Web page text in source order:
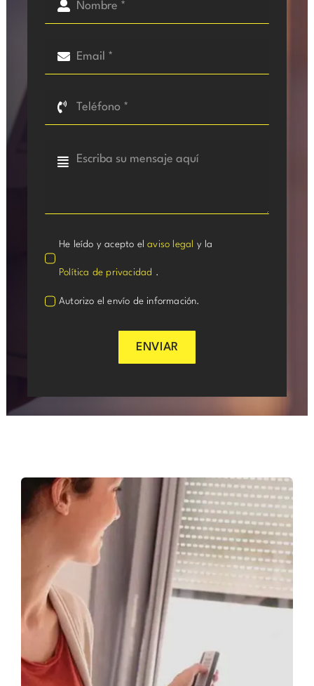
He leído y acepto elaviso legal y la
Política de privacidad .
Autorizo el envío de información.
ENVIAR